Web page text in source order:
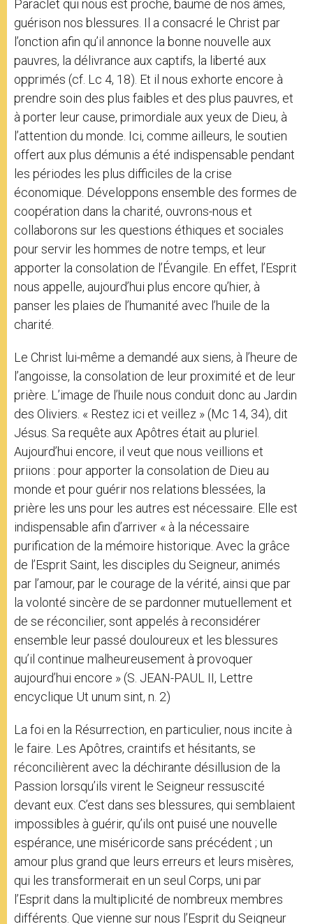
Paraclet qui nous est proche, baume de nos âmes,
guérison nos blessures. Il a consacré le Christ par
l’onction afin qu’il annonce la bonne nouvelle aux
pauvres, la délivrance aux captifs, la liberté aux
opprimés (cf. Lc 4, 18). Et il nous exhorte encore à
prendre soin des plus faibles et des plus pauvres, et
à porter leur cause, primordiale aux yeux de Dieu, à
l’attention du monde. Ici, comme ailleurs, le soutien
offert aux plus démunis a été indispensable pendant
les périodes les plus difficiles de la crise
économique. Développons ensemble des formes de
coopération dans la charité, ouvrons-nous et
collaborons sur les questions éthiques et sociales
pour servir les hommes de notre temps, et leur
apporter la consolation de l’Évangile. En effet, l’Esprit
nous appelle, aujourd’hui plus encore qu’hier, à
panser les plaies de l’humanité avec l’huile de la
charité.
Le Christ lui-même a demandé aux siens, à l’heure de
l’angoisse, la consolation de leur proximité et de leur
prière. L’image de l’huile nous conduit donc au Jardin
des Oliviers. « Restez ici et veillez » (Mc 14, 34), dit
Jésus. Sa requête aux Apôtres était au pluriel.
Aujourd’hui encore, il veut que nous veillions et
priions : pour apporter la consolation de Dieu au
monde et pour guérir nos relations blessées, la
prière les uns pour les autres est nécessaire. Elle est
indispensable afin d’arriver « à la nécessaire
purification de la mémoire historique. Avec la grâce
de l’Esprit Saint, les disciples du Seigneur, animés
par l’amour, par le courage de la vérité, ainsi que par
la volonté sincère de se pardonner mutuellement et
de se réconcilier, sont appelés à reconsidérer
ensemble leur passé douloureux et les blessures
qu’il continue malheureusement à provoquer
aujourd’hui encore » (S. JEAN-PAUL II, Lettre
encyclique Ut unum sint, n. 2)
La foi en la Résurrection, en particulier, nous incite à
le faire. Les Apôtres, craintifs et hésitants, se
réconcilièrent avec la déchirante désillusion de la
Passion lorsqu’ils virent le Seigneur ressuscité
devant eux. C’est dans ses blessures, qui semblaient
impossibles à guérir, qu’ils ont puisé une nouvelle
espérance, une miséricorde sans précédent ; un
amour plus grand que leurs erreurs et leurs misères,
qui les transformerait en un seul Corps, uni par
l’Esprit dans la multiplicité de nombreux membres
différents. Que vienne sur nous l’Esprit du Seigneur